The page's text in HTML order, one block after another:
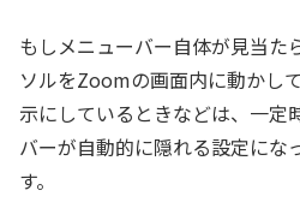
もしメニューバー自体が見当た
ソルをZoomの画面内に動かし
示にしているときなどは、一定
バーが自動的に隠れる設定にな
す。